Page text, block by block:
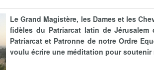
Le Grand Magistère, les Dames et les
fidèles du Patriarcat latin de
Patriarcat et Patronne de notre Ordre
voulu écrire une méditation pour soutenir